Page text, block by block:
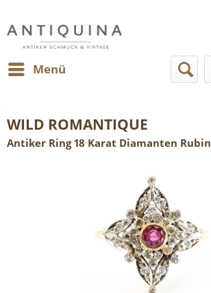
Menü
WILD ROMANTIQUE
Antiker Ring 18 Karat Diamanten Rubin